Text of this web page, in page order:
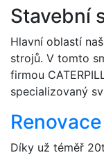
Stavební
Hlavní oblastí
strojů. V tomto
firmou
specializovaný
Díky už téměř